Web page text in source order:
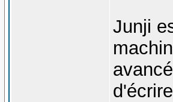
Junji